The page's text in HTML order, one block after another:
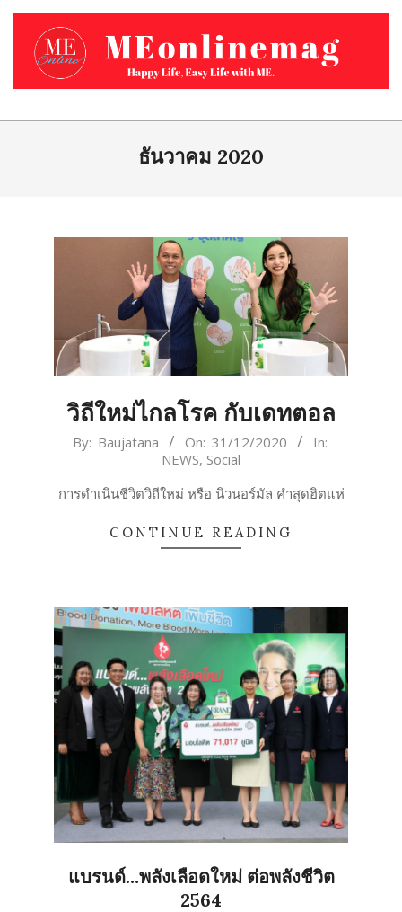
Skip
content
Primary
ธันวาคม 2020
วิถีใหม่ไกลโรค กับเดทตอล
2020-
31
By: Baujatana On: 31/12/2020
In:
NEWS, Social
การดำเนินชีวิตวิถีใหม่ หรือ นิวนอร์มัล คำสุดฮิตแห่
CONTINUE READING
แบรนด์…พลังเลือดใหม่ ต่อพลังชีวิต
2564